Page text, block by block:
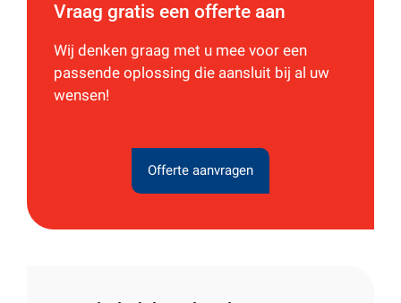
Vraag gratis een offerte aan
Wij denken graag met u mee voor een
passende oplossing die aansluit bij al uw
wensen!
Offerte aanvragen